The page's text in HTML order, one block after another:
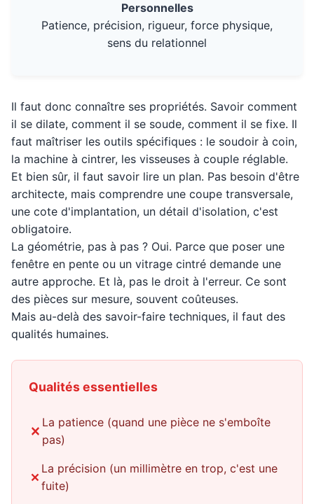
Personnelles
Patience, précision, rigueur, force physique,
sens du relationnel
Il faut donc connaître ses propriétés. Savoir comment
il se dilate, comment il se soude, comment il se fixe. Il
faut maîtriser les outils spécifiques : le soudoir à coin,
la machine à cintrer, les visseuses à couple réglable.
Et bien sûr, il faut savoir lire un plan. Pas besoin d'être
architecte, mais comprendre une coupe transversale,
une cote d'implantation, un détail d'isolation, c'est
obligatoire.
La géométrie, pas à pas ? Oui. Parce que poser une
fenêtre en pente ou un vitrage cintré demande une
autre approche. Et là, pas le droit à l'erreur. Ce sont
des pièces sur mesure, souvent coûteuses.
Mais au-delà des savoir-faire techniques, il faut des
qualités humaines.
Qualités essentielles
La patience (quand une pièce ne s'emboîte
pas)
La précision (un millimètre en trop, c'est une
fuite)